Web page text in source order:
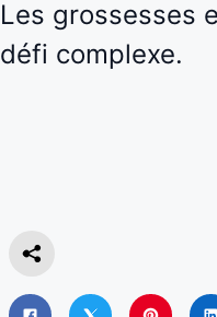
Les grossesses
défi complexe.